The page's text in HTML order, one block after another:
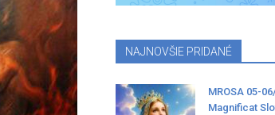
NAJNOVŠIE PRIDANÉ
MROSA 05-
Magnificat